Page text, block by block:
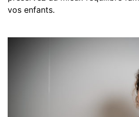
vos enfants.